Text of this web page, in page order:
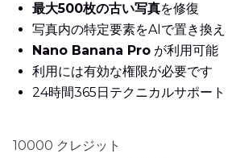
最大500枚の古い写真を修復
写真内の特定要素をAIで置き換え
Nano Banana Pro が利用可能
利用には有効な権限が必要です
24時間365日テクニカルサポート
10000 クレジット